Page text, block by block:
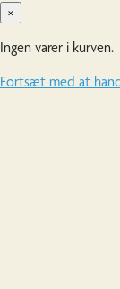
×
Ingen varer i kurven.
Fortsæt med at